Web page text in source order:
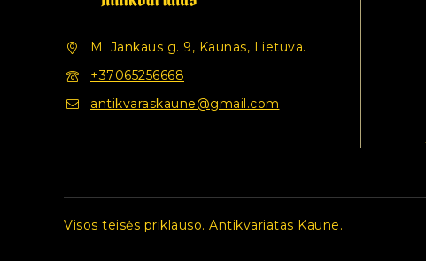
M. Jankaus g. 9, Kaunas, Lietuva.
+37065256668
antikvaraskaune@gmail.com
Visos teisės priklauso. Antikvariatas Kaune.